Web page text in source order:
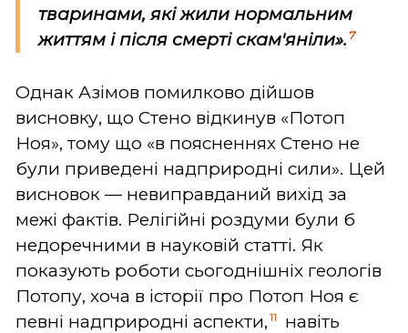
тваринами, які жили нормальним
життям і після смерті скам'яніли». 7
Однак Азімов помилково дійшов
висновку, що Стено відкинув «Потоп
Ноя», тому що «в поясненнях Стено не
були приведені надприродні сили». Цей
висновок — невиправданий вихід за
межі фактів. Релігійні роздуми були б
недоречними в науковій статті. Як
показують роботи сьогоднішніх геологів
Потопу, хоча в історії про Потоп Ноя є
певні надприродні аспекти, 11
навіть